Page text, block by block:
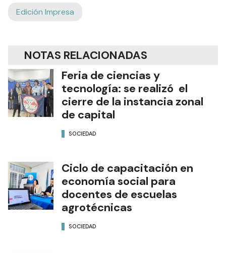
Edición Impresa
NOTAS RELACIONADAS
Feria de ciencias y
tecnología: se realizó el
cierre de la instancia zonal
de capital
SOCIEDAD
Ciclo de capacitación en
economía social para
docentes de escuelas
agrotécnicas
SOCIEDAD